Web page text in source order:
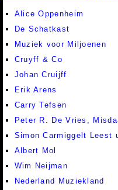
Alice Oppenheim
De Schatkast
Muziek voor Miljoenen
Cruyff & Co
Johan Cruijff
Erik Arens
Carry Tefsen
Peter R. De Vries,
Simon Carmiggelt Leest
Albert Mol
Wim Neijman
Nederland Muziekland